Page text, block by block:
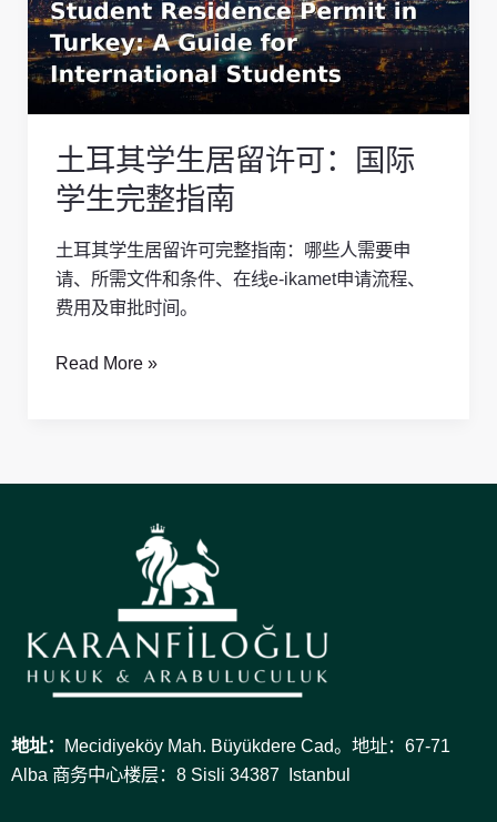
土耳其学生居留许可：国际
学生完整指南
土耳其学生居留许可完整指南：哪些人需要申
请、所需文件和条件、在线e-ikamet申请流程、
费用及审批时间。
生
居
留
国
际
学
生
完
整
南
Read More »
地址： Mecidiyeköy Mah. Büyükdere Cad。地址：67-71
Alba 商务中心楼层：8 Sisli 34387 Istanbul